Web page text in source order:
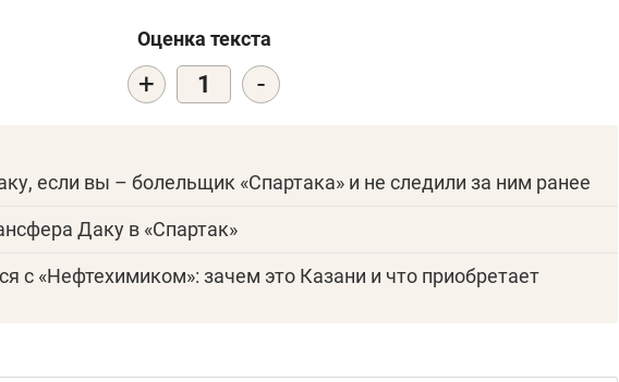
Оценка текста
+ 1 -
если вы – болельщик «Спартака» и не следили за ним ранее
Даку в «Спартак»
с «Нефтехимиком»: зачем это Казани и что приобретает